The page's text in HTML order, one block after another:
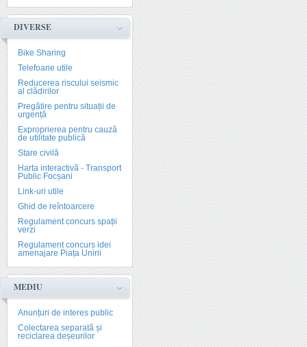
DIVERSE
Bike Sharing
Telefoane utile
Reducerea riscului seismic
al clădirilor
Pregătire pentru situații de
urgență
Exproprierea pentru cauză
de utilitate publică
Stare civilă
Harta interactivă - Transport
Public Focșani
Link-uri utile
Ghid de reîntoarcere
Regulament concurs spații
verzi
Regulament concurs idei
amenajare Piața Unirii
MEDIU
Anunțuri de interes public
Colectarea separată și
reciclarea deșeurilor